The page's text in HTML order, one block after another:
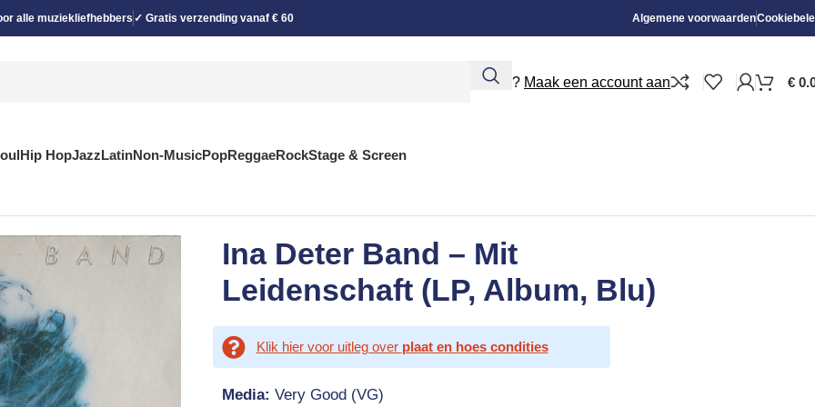
alle muziekliefhebbers ✓ Gratis verzending vanaf € 60 Algemene voorwaarden
Nieuw? Maak een account aan €
Hip HopJazzLatinNon-MusicPopReggaeRockStage & Screen
Ina Deter Band – Mit
Leidenschaft (LP, Album, Blu)
Klik hier voor uitleg over plaat en hoes condities
Media: Very Good (VG)